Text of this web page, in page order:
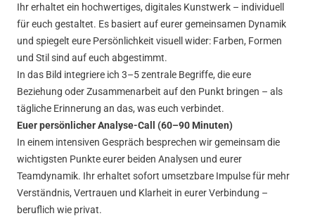
Ihr erhaltet ein hochwertiges, digitales Kunstwerk – individuell
für euch gestaltet. Es basiert auf eurer gemeinsamen Dynamik
und spiegelt eure Persönlichkeit visuell wider: Farben, Formen
und Stil sind auf euch abgestimmt.
In das Bild integriere ich 3–5 zentrale Begriffe, die eure
Beziehung oder Zusammenarbeit auf den Punkt bringen – als
tägliche Erinnerung an das, was euch verbindet.
Euer persönlicher Analyse-Call (60–90 Minuten)
In einem intensiven Gespräch besprechen wir gemeinsam die
wichtigsten Punkte eurer beiden Analysen und eurer
Teamdynamik. Ihr erhaltet sofort umsetzbare Impulse für mehr
Verständnis, Vertrauen und Klarheit in eurer Verbindung –
beruflich wie privat.